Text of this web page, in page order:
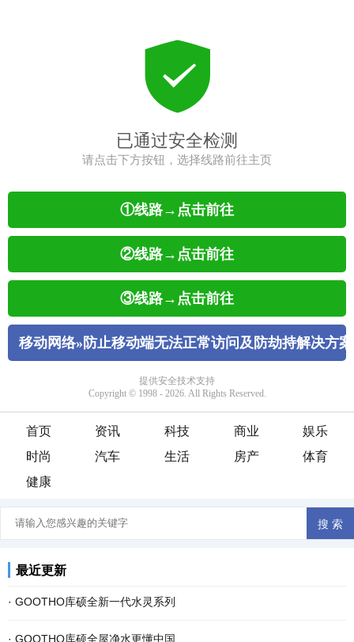
首页 资讯 科技 商业
娱乐
时尚
汽车 生活 房产
体育
健康
最近更新
· GOOTHO库硕全新一代水灵系列
· GOOTHO库硕全屋净水更懂中国